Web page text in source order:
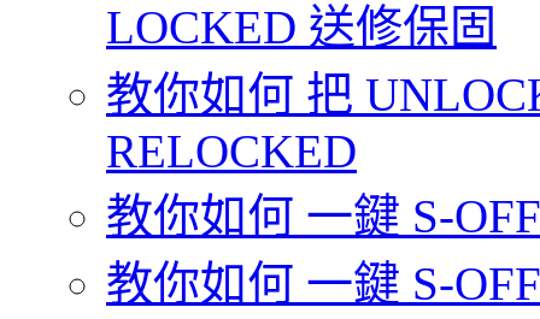
LOCKED 送修保固
教你如何 把
RELOCKED
教你如何 一鍵 S-
教你如何 一鍵 S-